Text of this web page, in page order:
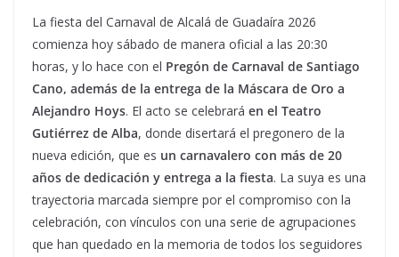
La fiesta del Carnaval de Alcalá de Guadaíra 2026
comienza hoy sábado de manera oficial a las 20:30
horas, y lo hace con el Pregón de Carnaval de Santiago
Cano, además de la entrega de la Máscara de Oro a
Alejandro Hoys. El acto se celebrará en el Teatro
Gutiérrez de Alba, donde disertará el pregonero de la
nueva edición, que es un carnavalero con más de 20
años de dedicación y entrega a la fiesta. La suya es una
trayectoria marcada siempre por el compromiso con la
celebración, con vínculos con una serie de agrupaciones
que han quedado en la memoria de todos los seguidores